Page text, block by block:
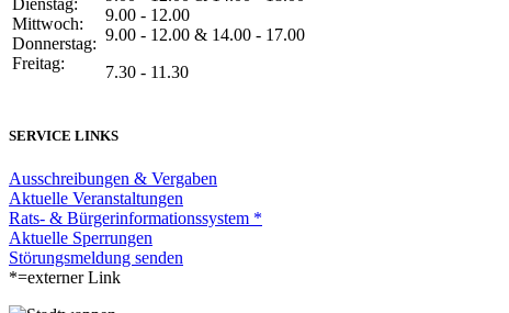
Mittwoch:
Donnerstag:
Freitag:
9.00 - 12.00
9.00 - 12.00 & 14.00 - 17.00
7.30 - 11.30
SERVICE LINKS
Ausschreibungen & Vergaben
Aktuelle Veranstaltungen
Rats- & Bürgerinformationssystem *
Aktuelle Sperrungen
Störungsmeldung senden
*=externer Link